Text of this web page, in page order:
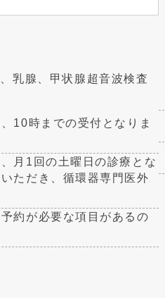
乳腺、甲状腺超音波検査
10時までの受付となりま
月1回の土曜日の診療とな
ただき、循環器専門医外
約が必要な項目があるの